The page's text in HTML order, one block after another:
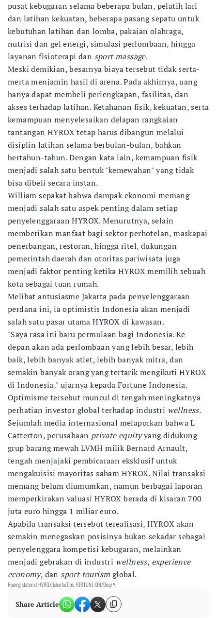
pusat kebugaran selama beberapa bulan, pelatih lari
dan latihan kekuatan, beberapa pasang sepatu untuk
kebutuhan latihan dan lomba, pakaian olahraga,
nutrisi dan gel energi, simulasi perlombaan, hingga
layanan fisioterapi dan sport massage.
Meski demikian, besarnya biaya tersebut tidak serta-
merta menjamin hasil di arena. Pada akhirnya, uang
hanya dapat membeli perlengkapan, fasilitas, dan
akses terhadap latihan. Ketahanan fisik, kekuatan, serta
kemampuan menyelesaikan delapan rangkaian
tantangan HYROX tetap harus dibangun melalui
disiplin latihan selama berbulan-bulan, bahkan
bertahun-tahun. Dengan kata lain, kemampuan fisik
menjadi salah satu bentuk "kemewahan" yang tidak
bisa dibeli secara instan.
William sepakat bahwa dampak ekonomi memang
menjadi salah satu aspek penting dalam setiap
penyelenggaraan HYROX. Menurutnya, selain
memberikan manfaat bagi sektor perhotelan, maskapai
penerbangan, restoran, hingga ritel, dukungan
pemerintah daerah dan otoritas pariwisata juga
menjadi faktor penting ketika HYROX memilih sebuah
kota sebagai tuan rumah.
Melihat antusiasme Jakarta pada penyelenggaraan
perdana ini, ia optimistis Indonesia akan menjadi
salah satu pasar utama HYROX di kawasan.
"Saya rasa ini baru permulaan bagi Indonesia. Ke
depan akan ada perlombaan yang lebih besar, lebih
baik, lebih banyak atlet, lebih banyak mitra, dan
semakin banyak orang yang tertarik mengikuti HYROX
di Indonesia," ujarnya kepada Fortune Indonesia.
Optimisme tersebut muncul di tengah meningkatnya
perhatian investor global terhadap industri wellness.
Sejumlah media internasional melaporkan bahwa L
Catterton, perusahaan private equityyang didukung
grup barang mewah LVMH milik Bernard Arnault,
tengah menjajaki pembicaraan eksklusif untuk
mengakuisisi mayoritas saham HYROX. Nilai transaksi
memang belum diumumkan, namun berbagai laporan
memperkirakan valuasi HYROX berada di kisaran 700
juta euro hingga 1 miliar euro.
Apabila transaksi tersebut terealisasi, HYROX akan
semakin menegaskan posisinya bukan sekadar sebagai
penyelenggara kompetisi kebugaran, melainkan
menjadi gebrakan di industri wellness, experience
economy, dan sport tourism global.
Rowing station di HYROX Jakarta/Dok. FORTUNE IDN/Desy Y.
Share Article